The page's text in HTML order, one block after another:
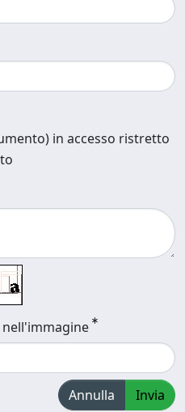
in accesso ristretto
Annulla Invia